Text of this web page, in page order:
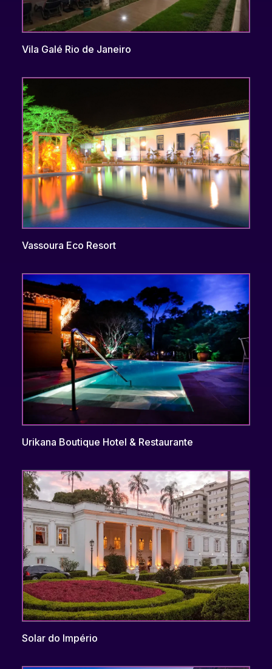
Vila Galé Rio de Janeiro
Vassoura Eco Resort
Urikana Boutique Hotel & Restaurante
Solar do Império